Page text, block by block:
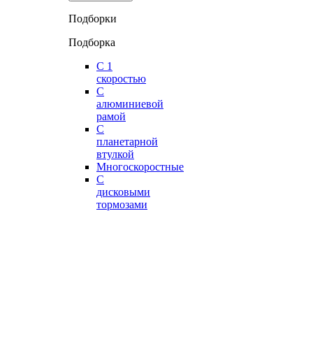
Подборки
Подборка
С 1
скоростью
С
алюминиевой
рамой
С
планетарной
втулкой
Многоскоростные
С
дисковыми
тормозами